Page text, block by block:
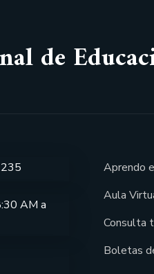
de
AM a
Aprendo
Aula
Consulta
Boletas